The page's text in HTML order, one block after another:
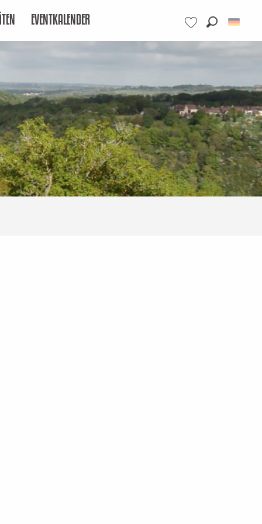
Voir les favoris
EVENTKALENDER